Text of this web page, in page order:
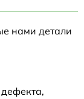
нами детали